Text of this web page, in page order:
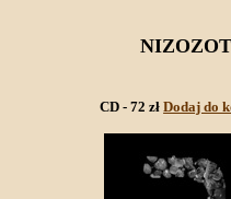
CD - 72 złDodaj do